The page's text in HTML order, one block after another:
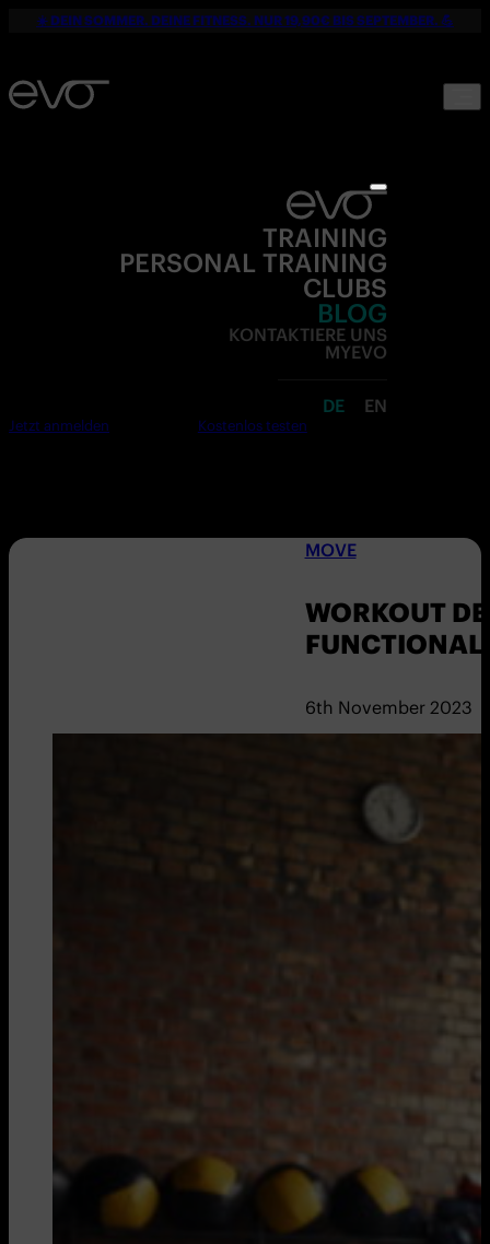
☀️ DEIN SOMMER. DEINE FITNESS. NUR 19,90€ BIS SEPTEMBER. 💪
TRAINING
PERSONAL TRAINING
CLUBS
BLOG
KONTAKTIERE UNS
MYEVO
DE EN
Jetzt anmelden Kostenlos testen
MOVE
WORKOUT
6th November 2023